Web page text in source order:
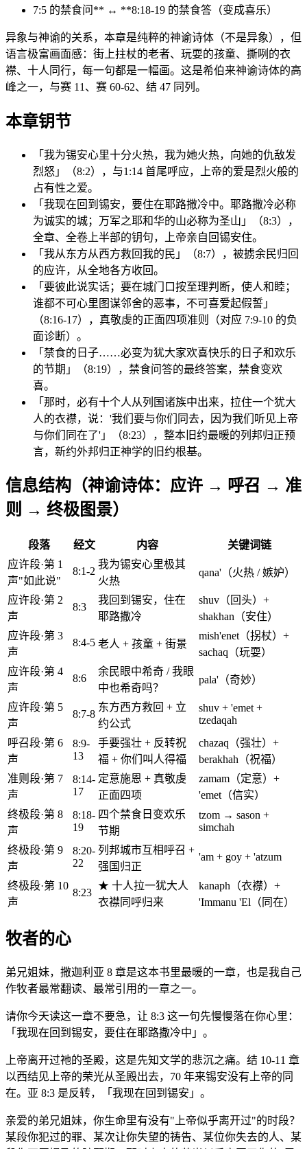
7:5 的禁食问** ↔ **8:18-19 的禁食答（变成喜乐）
异象与神谕的关系，本章是纯粹的神谕诗体（不是异象），但
语言极富画面感：街上拄杖的老者、玩耍的孩童、撕咧的衣
襟、十人同行，每一句都是一幅画。这是希伯来神谕诗体的高
峰之一，与赛 11、赛 60-62、结 47 同列。
本章钥节
「我为锡安心里十分火热，我为她火热，向她的仇敌发
烈怒」（8:2），与1:14 首尾呼应，上帝的爱是烈火般的
占有性之爱。
「我现在回到锡安，要住在耶路撒冷中。耶路撒冷必称
为诚实的城；万军之耶和华的山必称为圣山」（8:3），
全章、全卷上半部的钥句，上帝亲自回锡安住。
「我从东方从西方救回我的民」（8:7），被掳余民归回
的应许，从全地各方收回。
「要彼此说实话；要在城门口按至理判断，使人和睦；
谁都不可心里图谋邻舍的恶事，不可喜爱起假誓」
（8:16-17），真敬虔的正面四项准则（对应 7:9-10 的负
面诊断）。
「禁食的日子……必变为犹大家欢喜快乐的日子和欢乐
的节期」（8:19），禁食问答的最终答案，禁食变欢
喜。
「那时，必有十个人从列国诸族中出来，拉住一个犹大
人的衣襟，说：'我们要与你们同去，因为我们听见上帝
与你们同在了'」（8:23），整本旧约最暖的列邦归正预
言，新约外邦归正神学的旧约根基。
信息结构（神谕诗体：应许 → 呼召 → 准
则 → 终极图景）
段落 经文 内容
关键词链
应许段·第 1
声"如此说"
8:1-2
我为锡安心里极其
火热
qana'（火热 / 嫉妒）
应许段·第 2
声
8:3
我回到锡安，住在
耶路撒冷
shuv（回头）+
shakhan（安住）
应许段·第 3
声
8:4-5 老人 + 孩童 + 街景
mish'enet（拐杖）+
sachaq（玩耍）
应许段·第 4
声
8:6
余民眼中希奇 / 我眼
中也希奇吗？
pala'（奇妙）
应许段·第 5
声
8:7-8
东方西方救回 + 立
约公式
shuv + 'emet +
tzedaqah
呼召段·第 6
声
8:9-
13
手要强壮 + 反转祝
福 + 你们叫人得福
chazaq（强壮）+
berakhah（祝福）
准则段·第 7
声
8:14-
17
定意施恩 + 真敬虔
正面四项
zamam（定意）+
'emet（信实）
终极段·第 8
声
8:18-
19
四个禁食日变欢乐
节期
tzom → sason +
simchah
终极段·第 9
声
8:20-
22
列邦城市互相呼召 +
强国归正
'am + goy + 'atzum
终极段·第 10
声
8:23
★ 十人拉一犹大人
衣襟同呼归来
kanaph（衣襟）+
'Immanu 'El（同在）
牧者的心
弟兄姐妹，撒迦利亚 8 章是这本书里最暖的一章，也是我自己
作牧者最常翻读、最常引用的一章之一。
请你今天读这一章不要急，让 8:3 这一句先慢慢落在你心里：
「我现在回到锡安，要住在耶路撒冷中」。
上帝离开过祂的圣殿，这是先知文学的悲沉之痛。结 10-11 章
以西结见上帝的荣光从圣殿出去，70 年来锡安没有上帝的同
在。亚 8:3 是反转，「我现在回到锡安」。
亲爱的弟兄姐妹，你生命里有没有"上帝似乎离开过"的时段？
某段你犯过的罪、某次让你失望的祷告、某位你失去的人、某